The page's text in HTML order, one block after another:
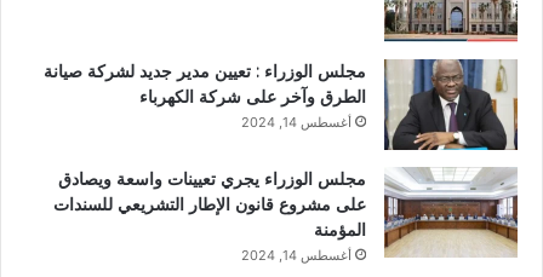
مجلس الوزراء : تعيين مدير جديد لشركة صيانة
الطرق وآخر على شركة الكهرباء
أغسطس 14, 2024
مجلس الوزراء يجري تعيينات واسعة ويصادق
على مشروع قانون الإطار التشريعي للسندات
المؤمنة
أغسطس 14, 2024